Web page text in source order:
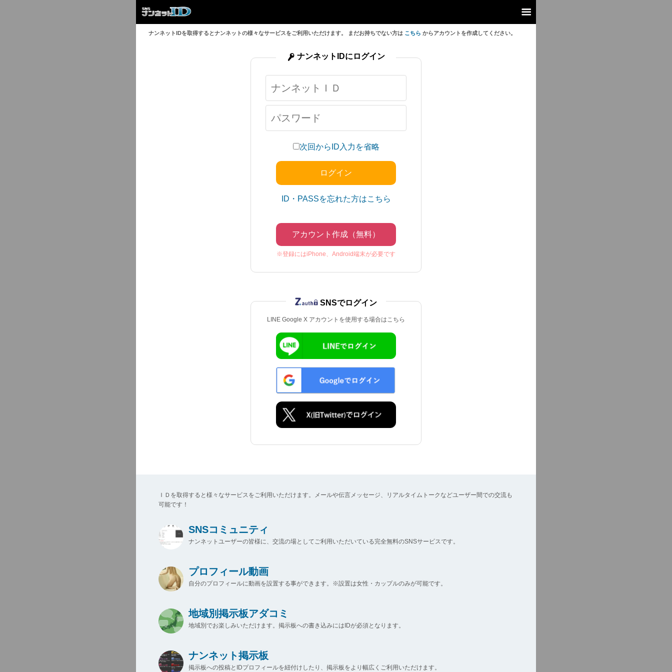
ナンネットIDを取得するとナンネットの様々なサービスをご利用いただけます。 まだお持ちでない方は こちら からアカウントを作成してください。
次回からID入力を省略
ID・PASSを忘れた方はこちら
アカウント作成（無料）
※登録にはiPhone、Android端末が必要です
ナンネットIDにログイン
LINE Google X アカウントを使用する場合はこちら
SNSでログイン
ＩＤを取得すると様々なサービスをご利用いただけます。メールや伝言メッセージ、リアルタイムトークなどユーザー間での交流も
可能です！
SNSコミュニティ
ナンネットユーザーの皆様に、交流の場としてご利用いただいている完全無料のSNSサービスです。
プロフィール動画
自分のプロフィールに動画を設置する事ができます。※設置は女性・カップルのみが可能です。
地域別掲示板アダコミ
地域別でお楽しみいただけます。掲示板への書き込みにはIDが必須となります。
ナンネット掲示板
掲示板への投稿とIDプロフィールを紐付けしたり、掲示板をより幅広くご利用いただけます。